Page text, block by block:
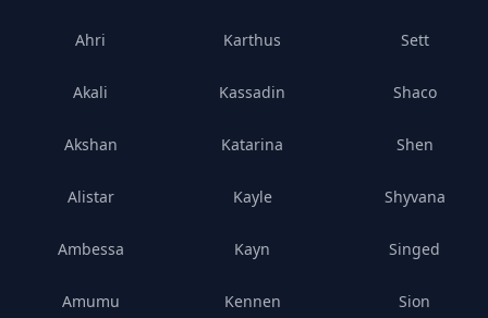
Ahri
Akali
Akshan
Alistar
Ambessa
Amumu
Karthus
Kassadin
Katarina
Kayle
Kayn
Kennen
Sett
Shaco
Shen
Shyvana
Singed
Sion